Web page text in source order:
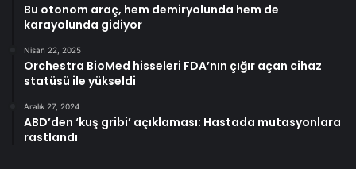
Bu otonom araç, hem demiryolunda hem de
karayolunda gidiyor
Nisan 22, 2025
Orchestra BioMed hisseleri FDA’nın çığır açan cihaz
statüsü ile yükseldi
Aralık 27, 2024
ABD’den ‘kuş gribi’ açıklaması: Hastada mutasyonlara
rastlandı